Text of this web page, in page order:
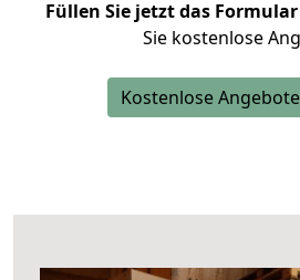
Füllen Sie jetzt das
Sie kostenlose
Kostenlose